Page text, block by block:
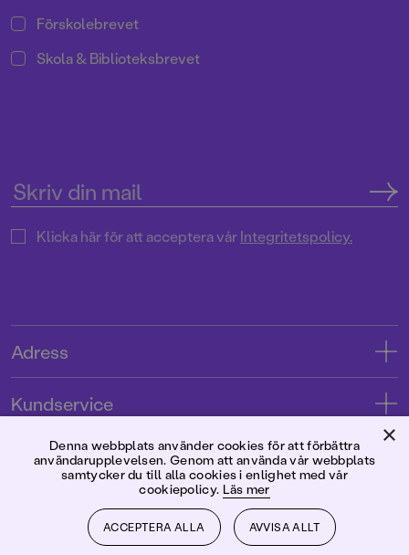
Förskolebrevet
Skola & Biblioteksbrevet
Klicka här för att acceptera vårIntegritetspolicy.
Adress
Tryckerigatan 4
Org.nr: 556045-7748
Kundservice
Kontakta oss
Kundservice
Användarvillkor intressenter
Användarvillkor nyhetsbrev
Förlaget
Jobba hos oss
×
Denna webbplats använder cookies för att förbättra
användarupplevelsen. Genom att använda vår webbplats
samtycker du till alla cookies i enlighet med vår
cookiepolicy. Läs mer
ACCEPTERA ALLA AVVISA ALLT